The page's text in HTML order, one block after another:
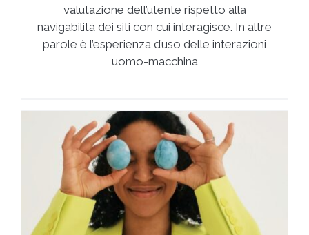
valutazione dell’utente rispetto alla
navigabilità dei siti con cui interagisce. In altre
parole è l’esperienza d’uso delle interazioni
uomo-macchina